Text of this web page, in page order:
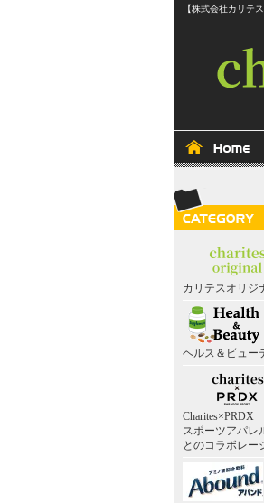
【株式会社カリテ
カリテスオリジ
ヘルス＆ビュー
Charites×PRDX
スポーツアパレ
とのコラボレー